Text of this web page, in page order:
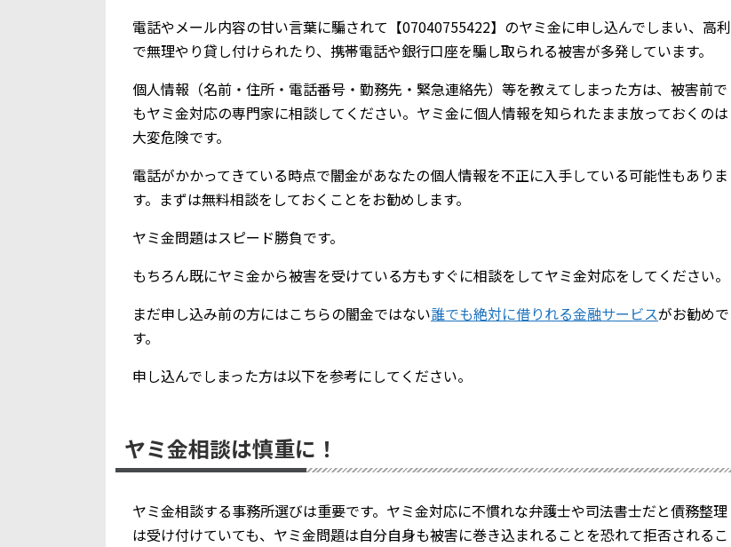
電話やメール内容の甘い言葉に騙されて【07040755422】のヤミ金に申し込んでしまい、高利
で無理やり貸し付けられたり、携帯電話や銀行口座を騙し取られる被害が多発しています。
個人情報（名前・住所・電話番号・勤務先・緊急連絡先）等を教えてしまった方は、被害前で
もヤミ金対応の専門家に相談してください。ヤミ金に個人情報を知られたまま放っておくのは
大変危険です。
電話がかかってきている時点で闇金があなたの個人情報を不正に入手している可能性もありま
す。まずは無料相談をしておくことをお勧めします。
ヤミ金問題はスピード勝負です。
もちろん既にヤミ金から被害を受けている方もすぐに相談をしてヤミ金対応をしてください。
まだ申し込み前の方にはこちらの闇金ではない誰でも絶対に借りれる金融サービスがお勧めで
す。
申し込んでしまった方は以下を参考にしてください。
ヤミ金相談は慎重に！
ヤミ金相談する事務所選びは重要です。ヤミ金対応に不慣れな弁護士や司法書士だと債務整理
は受け付けていても、ヤミ金問題は自分自身も被害に巻き込まれることを恐れて拒否されるこ